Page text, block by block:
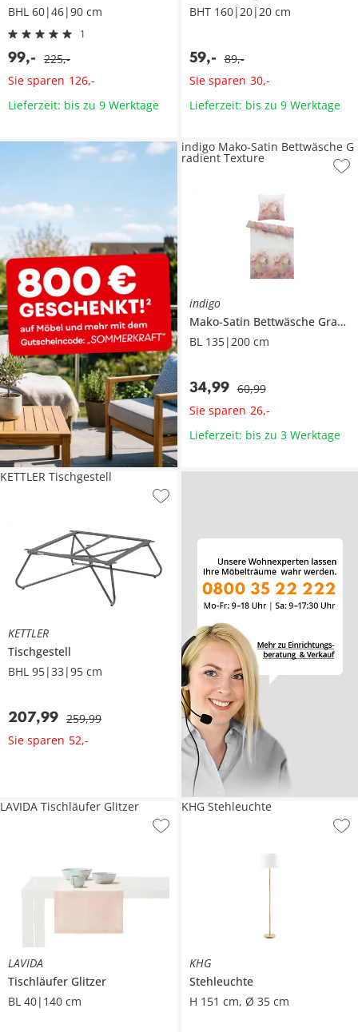
BHL 60|46|90 cm
1
99,- 225,-
Sie sparen 126,-
Lieferzeit: bis zu 9 Werktage
BHT 160|20|20 cm
59,- 89,-
Sie sparen 30,-
Lieferzeit: bis zu 9 Werktage
indigo
Mako-Satin Bettwäsche Gradient Texture
BL 135|200 cm
34,99 60,99
Sie sparen 26,-
indigo Mako-Satin Bettwäsche G
radient Texture
Lieferzeit: bis zu 3 Werktage
KETTLER
Tischgestell
BHL 95|33|95 cm
207,99 259,99
Sie sparen 52,-
KETTLER Tischgestell
LAVIDA
Tischläufer Glitzer
BL 40|140 cm
LAVIDA Tischläufer Glitzer
KHG
Stehleuchte
H 151 cm, Ø 35 cm
KHG Stehleuchte